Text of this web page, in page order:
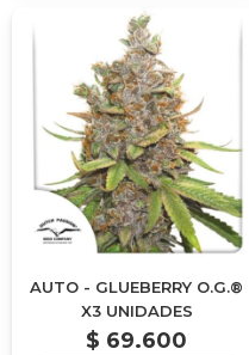
AUTO - GLUEBERRY O.G.®
X3 UNIDADES
$ 69.600